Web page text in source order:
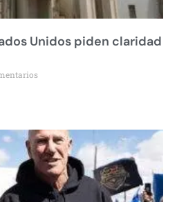
Unidos piden claridad